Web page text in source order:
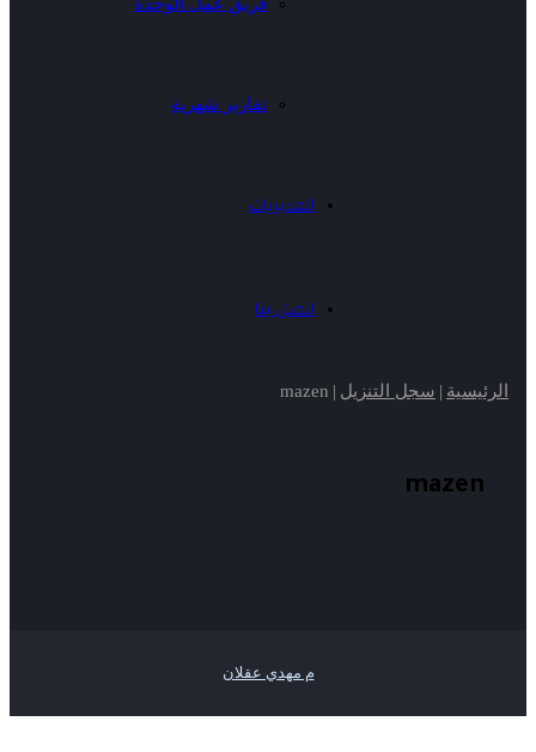
تقارير شهرية
المديريات
اتصل بنا
الرئيسية | سجل التنزيل |
mazen
mazen
م مهدي عقلان